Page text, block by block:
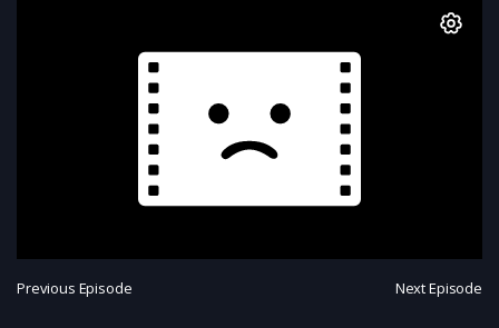
Previous Episode Next Episode